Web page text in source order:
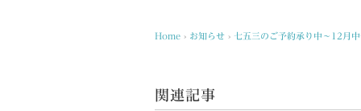
Home › お知らせ › 七五三のご予約承り中～12月
関連記事